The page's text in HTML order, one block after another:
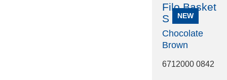
Filo Basket
S
NEW
Chocolate
Brown
6712000 0842